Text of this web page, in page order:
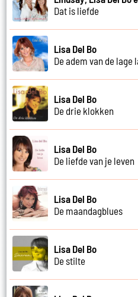
Dat is liefde
Lisa Del Bo
De adem van de lage
Lisa Del Bo
De drie klokken
Lisa Del Bo
De liefde van je leven
Lisa Del Bo
De maandagblues
Lisa Del Bo
De stilte